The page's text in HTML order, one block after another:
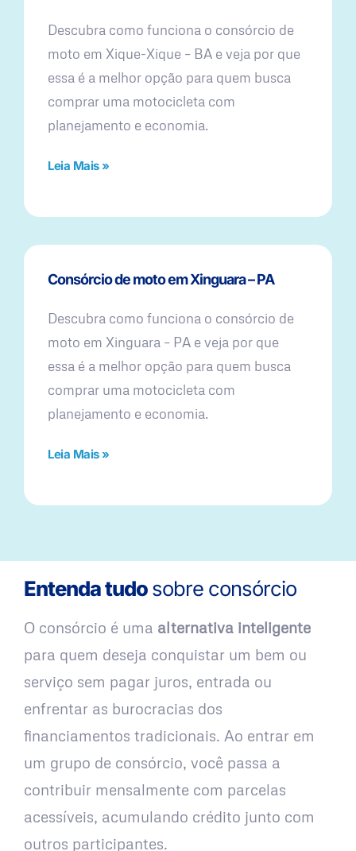
Descubra como funciona o consórcio de
moto em Xique-Xique – BA e veja por que
essa é a melhor opção para quem busca
comprar uma motocicleta com
planejamento e economia.
Leia Mais »
Consórcio de moto em Xinguara – PA
Descubra como funciona o consórcio de
moto em Xinguara – PA e veja por que
essa é a melhor opção para quem busca
comprar uma motocicleta com
planejamento e economia.
Leia Mais »
Entenda tudosobre consórcio
O consórcio é uma alternativa inteligente
para quem deseja conquistar um bem ou
serviço sem pagar juros, entrada ou
enfrentar as burocracias dos
financiamentos tradicionais. Ao entrar em
um grupo de consórcio, você passa a
contribuir mensalmente com parcelas
acessíveis, acumulando crédito junto com
outros participantes.